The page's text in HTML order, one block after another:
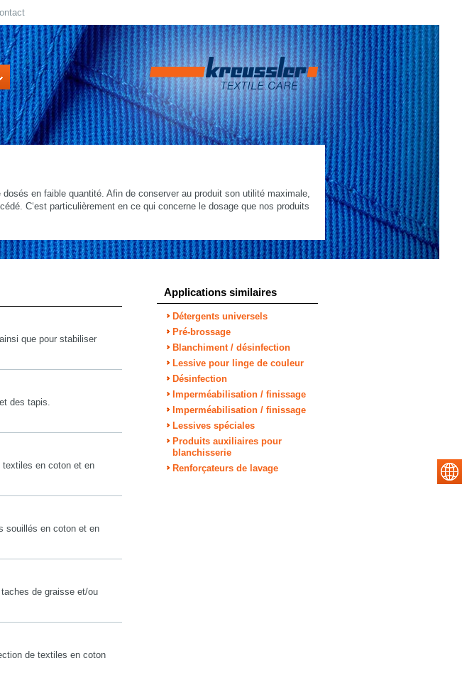
en faible quantité. Afin de conserver au produit son utilité maximale,
C‘est particulièrement en ce qui concerne le dosage que nos produits
que pour stabiliser
des tapis.
textiles en coton et en
souillés en coton et en
de graisse et/ou
de textiles en coton
Applications similaires
Détergents universels
Pré-brossage
Blanchiment / désinfection
Lessive pour linge de couleur
Désinfection
Imperméabilisation / finissage
Imperméabilisation / finissage
Lessives spéciales
Produits auxiliaires pour
blanchisserie
Renforçateurs de lavage
select language